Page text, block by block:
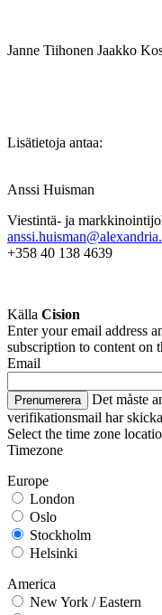
Janne Tiihonen Jaakko
Lisätietoja antaa:
Anssi Huisman
Viestintä- ja
+358 40 138 4639
Källa Cision
Enter your email address
subscription to content on
Email
Prenumerera Det måste
verifikationsmail har
Select the time zone
Timezone
Europe
London
Oslo
Stockholm
Helsinki
America
New York / Eastern